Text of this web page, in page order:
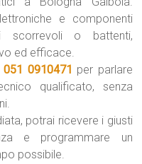
e componenti
scorrevoli o battenti,
ed efficace.
051 0910471 per parlare
qualificato, senza
potrai ricevere i giusti
e programmare un
possibile.